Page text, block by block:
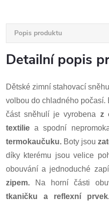
Popis produktu
Detailní popis
Dětské zimní stahovací
volbou do chladného
část sněhulí je vyrobena z
textilie a spodní
termokaučuku. Boty jsou
díky kterému jsou velice
obouvání a jednoduché
zipem.
Na horní části
tkaničku a reflexní